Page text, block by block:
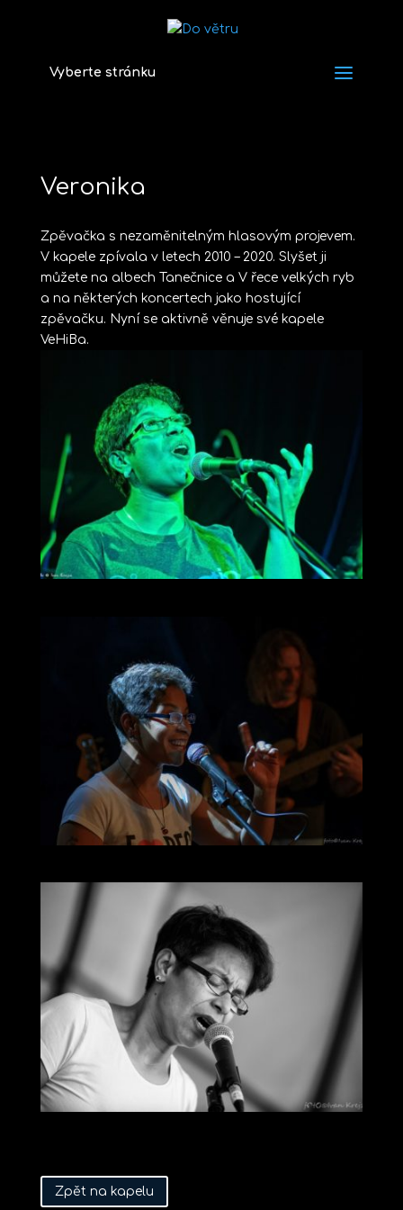
Vyberte stránku
Veronika
Zpěvačka s nezaměnitelným hlasovým projevem.
V kapele zpívala v letech 2010 – 2020. Slyšet ji
můžete na albech Tanečnice a V řece velkých ryb
a na některých koncertech jako hostující
zpěvačku. Nyní se aktivně věnuje své kapele
VeHiBa.
Zpět na kapelu